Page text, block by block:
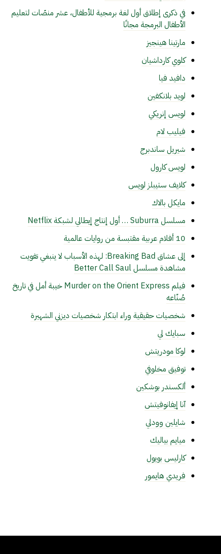
في ذكرى إطلاق أول لغة برمجية للأطفال، عشر منصّات لتعليم
الأطفال البرمجة مجانًا
مارتينا هينجيز
كلوي كارداشيان
دافيد فيا
لويد بلانكفين
لويس إنريكي
فيليب لام
شيريل ساندبرج
لويس كارول
كلايف ستيبلز لويس
مايكل بالاك
مسلسل Suburra … أول إنتاج إيطالي لشبكة Netflix
10 أفلام عربية مقتبسة من روايات عالمية
إلى عشاق Breaking Bad: لهذه الأسباب لا ينبغي تفويت
مشاهدة مسلسل Better Call Saul
فيلم Murder on the Orient Express خيبة أمل في تاريخ
صُنّاعه
شخصيات حقيقية وراء ابتكار شخصيات ديزني الشهيرة
سبايك لي
لوكا مودريتش
توفيق مخلوفي
ألكسندر بوشكين
آنا إيفانوفيتش
شايلين وودلي
ميايم بياليك
كارليس بويول
فريدي هايمور